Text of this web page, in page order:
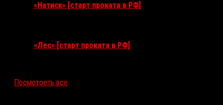
«Натиск» [старт проката в РФ]
«Лес» [старт проката в РФ]
Посмотреть все